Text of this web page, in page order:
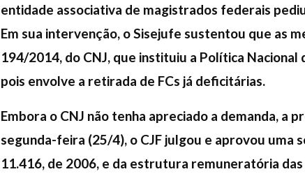
entidade associativa de magistrados federais
Em sua intervenção, o Sisejufe sustentou que as
194/2014, do CNJ, que instituiu a Política
pois envolve a retirada de FCs já deficitárias.
Embora o CNJ não tenha apreciado a demanda, a
segunda-feira (25/4), o CJF julgou e aprovou uma
11.416, de 2006, e da estrutura remuneratória